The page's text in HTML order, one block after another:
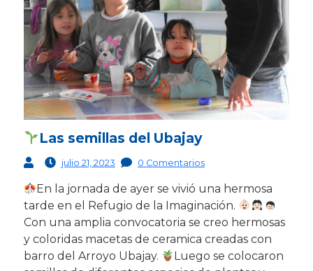
Las semillas del Ubajay
julio 21, 2023 0 Comentarios
En la jornada de ayer se vivió una hermosa
tarde en el Refugio de la Imaginación.
Con una amplia convocatoria se creo hermosas
y coloridas macetas de ceramica creadas con
barro del Arroyo Ubajay.
Luego se colocaron